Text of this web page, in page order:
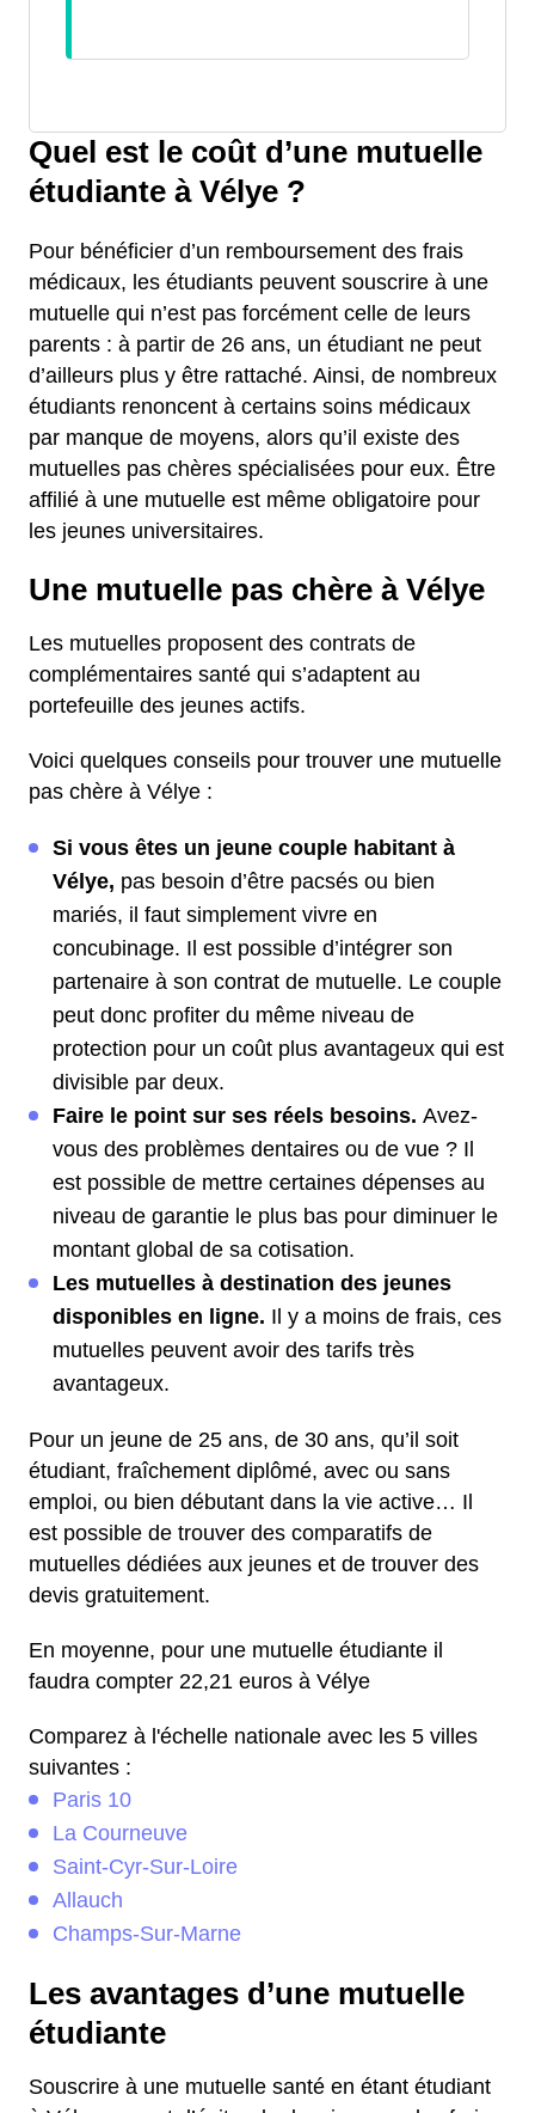
Quel est le coût d’une mutuelle
étudiante à Vélye ?
Pour bénéficier d’un remboursement des frais
médicaux, les étudiants peuvent souscrire à une
mutuelle qui n’est pas forcément celle de leurs
parents : à partir de 26 ans, un étudiant ne peut
d’ailleurs plus y être rattaché. Ainsi, de nombreux
étudiants renoncent à certains soins médicaux
par manque de moyens, alors qu’il existe des
mutuelles pas chères spécialisées pour eux. Être
affilié à une mutuelle est même obligatoire pour
les jeunes universitaires.
Une mutuelle pas chère à Vélye
Les mutuelles proposent des contrats de
complémentaires santé qui s’adaptent au
portefeuille des jeunes actifs.
Voici quelques conseils pour trouver une mutuelle
pas chère à Vélye :
Si vous êtes un jeune couple habitant à
Vélye, pas besoin d’être pacsés ou bien
mariés, il faut simplement vivre en
concubinage. Il est possible d’intégrer son
partenaire à son contrat de mutuelle. Le couple
peut donc profiter du même niveau de
protection pour un coût plus avantageux qui est
divisible par deux.
Faire le point sur ses réels besoins. Avez-
vous des problèmes dentaires ou de vue ? Il
est possible de mettre certaines dépenses au
niveau de garantie le plus bas pour diminuer le
montant global de sa cotisation.
Les mutuelles à destination des jeunes
disponibles en ligne. Il y a moins de frais, ces
mutuelles peuvent avoir des tarifs très
avantageux.
Pour un jeune de 25 ans, de 30 ans, qu’il soit
étudiant, fraîchement diplômé, avec ou sans
emploi, ou bien débutant dans la vie active… Il
est possible de trouver des comparatifs de
mutuelles dédiées aux jeunes et de trouver des
devis gratuitement.
En moyenne, pour une mutuelle étudiante il
faudra compter 22,21 euros à Vélye
Comparez à l'échelle nationale avec les 5 villes
suivantes :
Paris 10
La Courneuve
Saint-Cyr-Sur-Loire
Allauch
Champs-Sur-Marne
Les avantages d’une mutuelle
étudiante
Souscrire à une mutuelle santé en étant étudiant